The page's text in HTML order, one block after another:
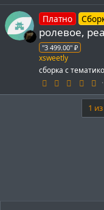
0
з
в
Платно
ролевое,
"3 499.00" ₽
xsweetly
сборка с
4
9
3
з
1